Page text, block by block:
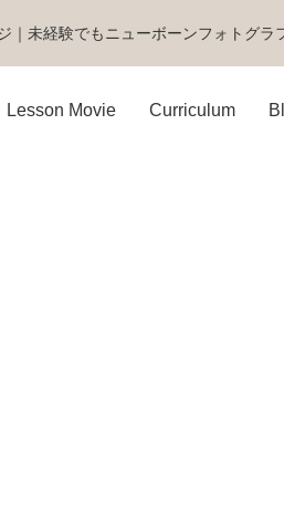
｜未経験でもニューボーンフォトグラ
Lesson Movie Curriculum